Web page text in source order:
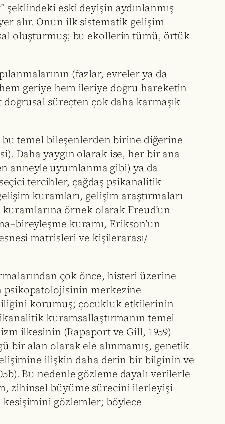
şeklindeki eski deyişin aydınlanmış
alır. Onun ilk sistematik gelişim
oluşturmuş; bu ekollerin tümü, örtük
(fazlar, evreler ya da
hem geriye hem ileriye doğru hareketin
süreçten çok daha karmaşık
bu temel bileşenlerden birine diğerine
Daha yaygın olarak ise, her bir ana
anneyle uyumlanma gibi) ya da
tercihler, çağdaş psikanalitik
kuramları, gelişim araştırmaları
örnek olarak Freud’un
kuramı, Erikson’un
matrisleri ve kişilerarası/
çok önce, histeri üzerine
psikopatolojisinin merkezine
korumuş; çocukluk etkilerinin
kuramsallaştırmanın temel
ilkesinin (Rapaport ve Gill, 1959)
bir alan olarak ele alınmamış, genetik
ilişkin daha derin bir bilginin ve
Bu nedenle gözleme dayalı verilerle
zihinsel büyüme sürecini ilerleyişi
gözlemler; böylece